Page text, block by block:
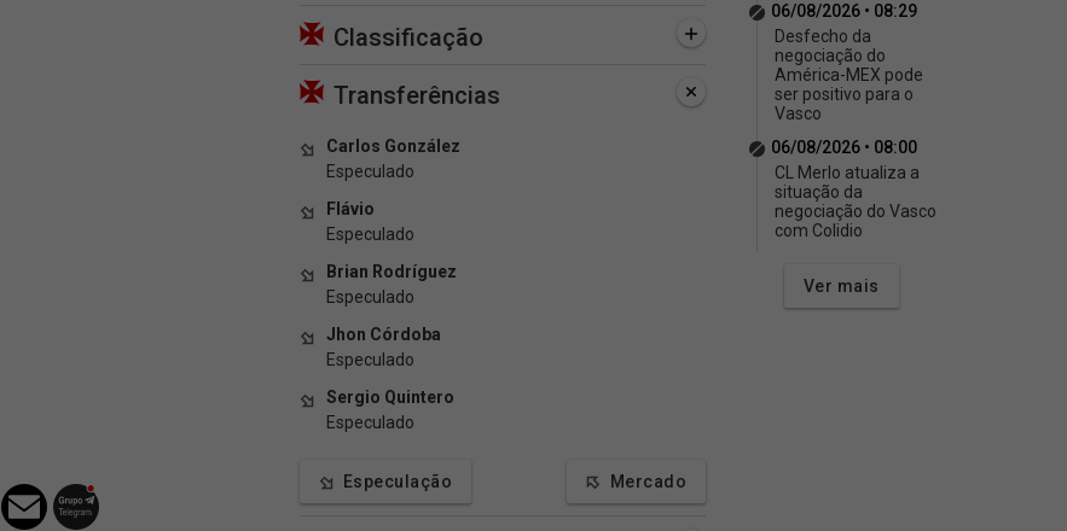
Classificação
Transferências
Carlos González
Especulado
Flávio
Especulado
Brian Rodríguez
Especulado
Jhon Córdoba
Especulado
Sergio Quintero
Especulado
Especulação Mercado
06/08/2026 • 08:29
Desfecho da
negociação do
América-MEX pode
ser positivo para o
Vasco
06/08/2026 • 08:00
CL Merlo atualiza a
situação da
negociação do Vasco
com Colidio
Ver mais